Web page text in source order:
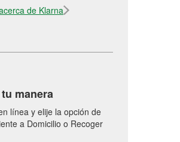
de Klarna
manera
línea y elije la opción de
a Domicilio o Recoger